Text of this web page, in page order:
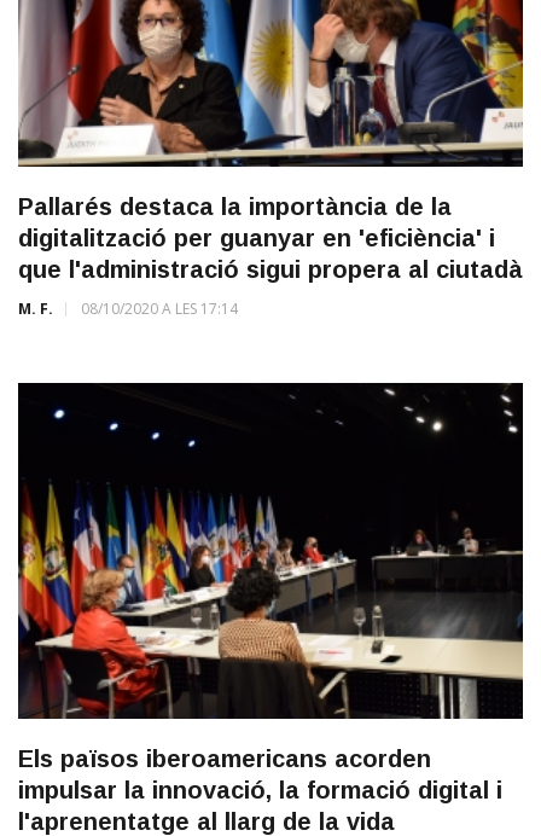
Pallarés destaca la importància de la
digitalització per guanyar en 'eficiència' i
que l'administració sigui propera al ciutadà
M. F. 08/10/2020 A LES 17:14
Els països iberoamericans acorden
impulsar la innovació, la formació digital i
l'aprenentatge al llarg de la vida